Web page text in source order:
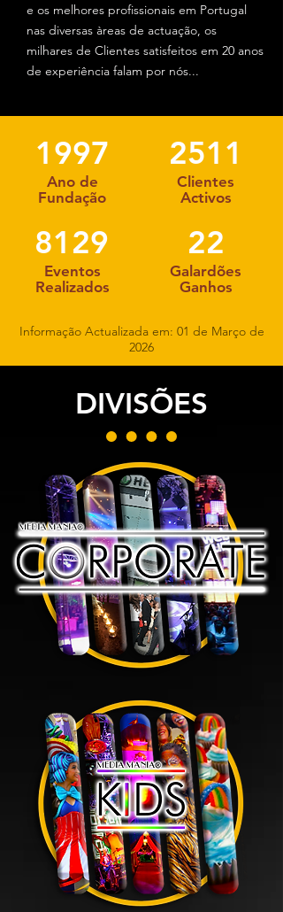
e os melhores profissionais em Portugal
nas diversas àreas de actuação, os
milhares de Clientes satisfeitos em 20 anos
de experiência falam por nós...
1997
Ano de
Fundação
8129
Eventos
Realizados
2511
Clientes
Activos
22
Galardões
Ganhos
Informação Actualizada em: 01 de Março de
2026
DIVISÕES